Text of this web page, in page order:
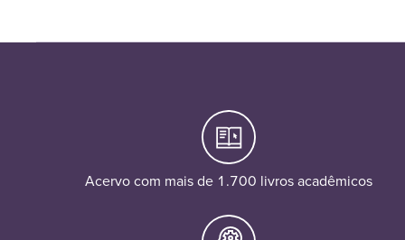
Acervo com mais de 1.700 livros acadêmicos